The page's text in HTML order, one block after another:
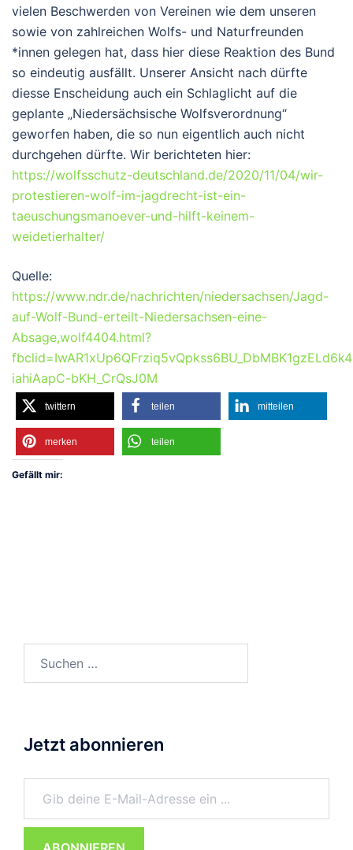
vielen Beschwerden von Vereinen wie dem unseren
sowie von zahlreichen Wolfs- und Naturfreunden
*innen gelegen hat, dass hier diese Reaktion des Bund
so eindeutig ausfällt. Unserer Ansicht nach dürfte
diesse Enscheidung auch ein Schlaglicht auf die
geplante „Niedersächsische Wolfsverordnung“
geworfen haben, die so nun eigentlich auch nicht
durchgehen dürfte. Wir berichteten hier:
https://wolfsschutz-deutschland.de/2020/11/04/wir-
protestieren-wolf-im-jagdrecht-ist-ein-
taeuschungsmanoever-und-hilft-keinem-
weidetierhalter/
Quelle:
https://www.ndr.de/nachrichten/niedersachsen/Jagd-
auf-Wolf-Bund-erteilt-Niedersachsen-eine-
Absage,wolf4404.html?
iahiAapC-bKH_CrQsJ0M
twittern teilen mitteilen
merken teilen
Gefällt mir:
nach:
Jetzt abonnieren
Gib deine E-Mail-Adresse ein ...